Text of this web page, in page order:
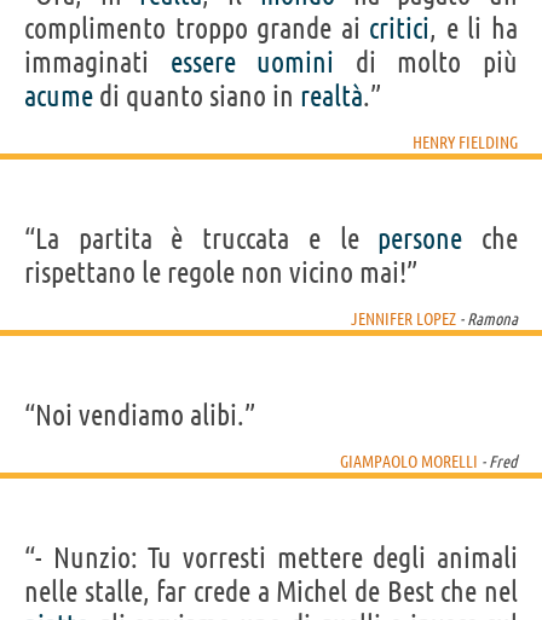
complimento troppo grande ai critici, e li ha
immaginati essere uomini di molto più
acume di quanto siano in realtà.”
HENRY FIELDING
“La partita è truccata e le persone che
rispettano le regole non vicino mai!”
JENNIFER LOPEZ - Ramona
“Noi vendiamo alibi.”
GIAMPAOLO MORELLI - Fred
“- Nunzio: Tu vorresti mettere degli animali
nelle stalle, far crede a Michel de Best che nel